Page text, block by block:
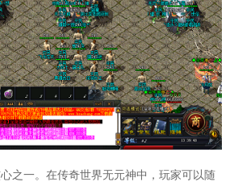
之一。在传奇世界无元神中，玩家可以随